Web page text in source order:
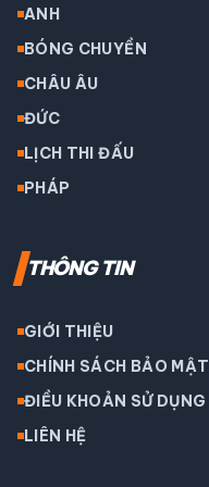
ANH
BÓNG CHUYỀN
CHÂU ÂU
ĐỨC
LỊCH THI ĐẤU
PHÁP
THÔNG TIN
GIỚI THIỆU
CHÍNH SÁCH BẢO MẬT
ĐIỀU KHOẢN SỬ DỤNG
LIÊN HỆ